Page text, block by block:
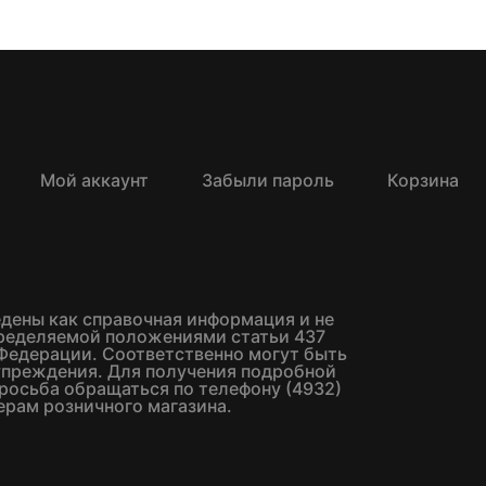
Мой аккаунт Забыли пароль Корзина
как справочная информация и не
положениями статьи 437
Соответственно могут быть
Для получения подробной
обращаться по телефону (4932)
розничного магазина.